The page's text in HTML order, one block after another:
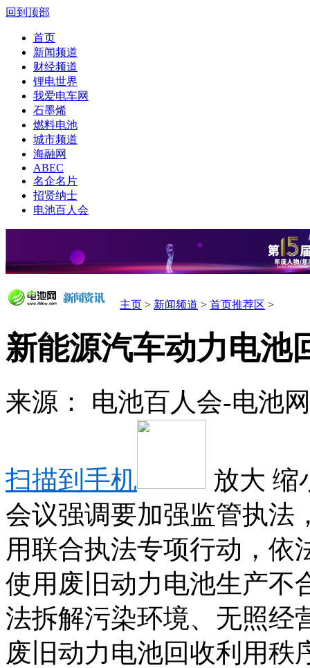
回到顶部
首页
新闻频道
财经频道
锂电世界
我爱电车网
石墨烯
燃料电池
城市频道
海融网
ABEC
名企名片
招贤纳士
电池百人会
主页 > 新闻频道 > 首页推荐区 >
新能源汽车动力电池
来源： 电池百人会-电池
扫描到手机 放大 缩
会议强调要加强监管执法
用联合执法专项行动，依
使用废旧动力电池生产不
法拆解污染环境、无照经
废旧动力电池回收利用秩